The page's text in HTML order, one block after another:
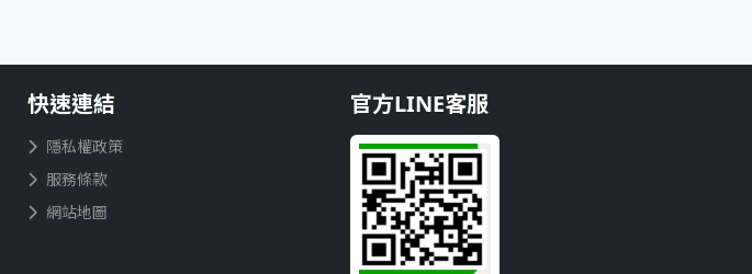
快速連結
隱私權政策
服務條款
網站地圖
官方LINE客服